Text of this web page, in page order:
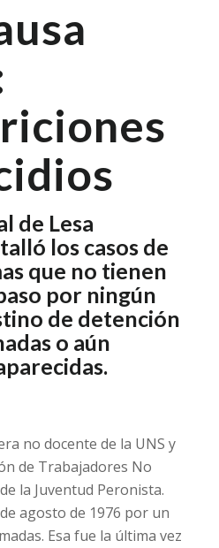
de Lesa
los casos de
que no tienen
por ningún
de detención
o aún
no docente de la UNS y
de Trabajadores No
la Juventud Peronista.
agosto de 1976 por un
Esa fue la última vez